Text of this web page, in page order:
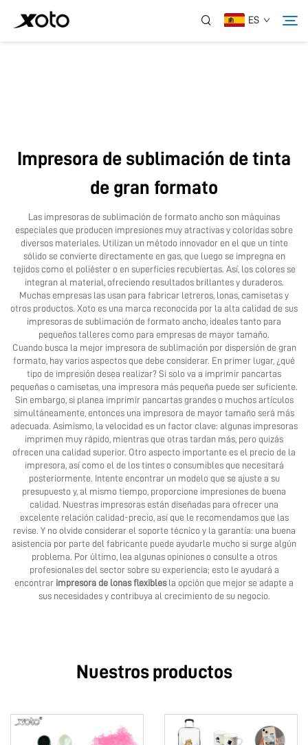
ES
Servicio
Aplicación
Contáctanos
Impresora de sublimación de tinta
de gran formato
Las impresoras de sublimación de formato ancho son máquinas
especiales que producen impresiones muy atractivas y coloridas sobre
diversos materiales. Utilizan un método innovador en el que un tinte
sólido se convierte directamente en gas, que luego se impregna en
tejidos como el poliéster o en superficies recubiertas. Así, los colores se
integran al material, ofreciendo resultados brillantes y duraderos.
Muchas empresas las usan para fabricar letreros, lonas, camisetas y
otros productos. Xoto es una marca reconocida por la alta calidad de sus
impresoras de sublimación de formato ancho, ideales tanto para
pequeños talleres como para empresas de mayor tamaño.
Cuando busca la mejor impresora de sublimación por dispersión de gran
formato, hay varios aspectos que debe considerar. En primer lugar, ¿qué
tipo de impresión desea realizar? Si solo va a imprimir pancartas
pequeñas o camisetas, una impresora más pequeña puede ser suficiente.
Sin embargo, si planea imprimir pancartas grandes o muchos artículos
simultáneamente, entonces una impresora de mayor tamaño será más
adecuada. Asimismo, la velocidad es un factor clave: algunas impresoras
imprimen muy rápido, mientras que otras tardan más, pero quizás
ofrecen una calidad superior. Otro aspecto importante es el precio de la
impresora, así como el de los tintes o consumibles que necesitará
posteriormente. Intente encontrar un modelo que se ajuste a su
presupuesto y, al mismo tiempo, proporcione impresiones de buena
calidad. Nuestras impresoras están diseñadas para ofrecer una
excelente relación calidad-precio, así que le recomendamos que las
revise. Y no olvide considerar el soporte técnico y la garantía: una buena
asistencia por parte del fabricante puede ayudarle mucho si surge algún
problema. Por último, lea algunas opiniones o consulte a otros
profesionales del sector sobre su experiencia; esto le ayudará a
encontrar impresora de lonas flexibles la opción que mejor se adapte a
sus necesidades y contribuya al crecimiento de su negocio.
Nuestros productos